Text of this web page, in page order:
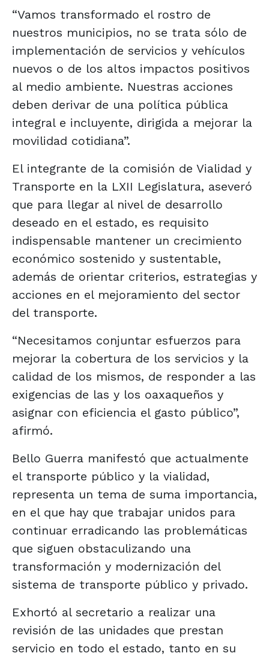
“Vamos transformado el rostro de
nuestros municipios, no se trata sólo de
implementación de servicios y vehículos
nuevos o de los altos impactos positivos
al medio ambiente. Nuestras acciones
deben derivar de una política pública
integral e incluyente, dirigida a mejorar la
movilidad cotidiana”.
El integrante de la comisión de Vialidad y
Transporte en la LXII Legislatura, aseveró
que para llegar al nivel de desarrollo
deseado en el estado, es requisito
indispensable mantener un crecimiento
económico sostenido y sustentable,
además de orientar criterios, estrategias y
acciones en el mejoramiento del sector
del transporte.
“Necesitamos conjuntar esfuerzos para
mejorar la cobertura de los servicios y la
calidad de los mismos, de responder a las
exigencias de las y los oaxaqueños y
asignar con eficiencia el gasto público”,
afirmó.
Bello Guerra manifestó que actualmente
el transporte público y la vialidad,
representa un tema de suma importancia,
en el que hay que trabajar unidos para
continuar erradicando las problemáticas
que siguen obstaculizando una
transformación y modernización del
sistema de transporte público y privado.
Exhortó al secretario a realizar una
revisión de las unidades que prestan
servicio en todo el estado, tanto en su